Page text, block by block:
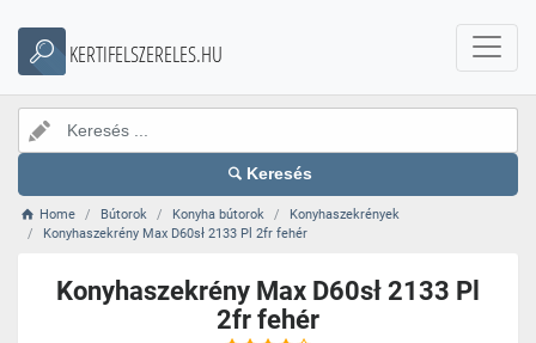
KERTIFELSZERELES.HU
Keresés
Home Bútorok Konyha bútorok
Konyhaszekrények
Konyhaszekrény Max D60sł 2133 Pl 2fr fehér
Konyhaszekrény Max D60sł 2133 Pl
2fr fehér